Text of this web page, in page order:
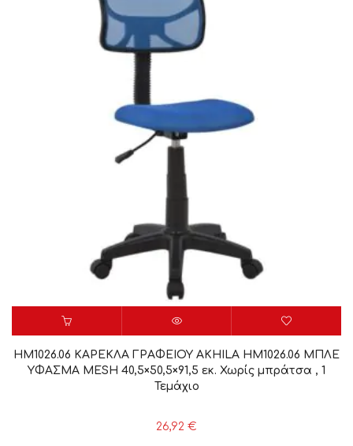
HM1026.06 ΚΑΡΕΚΛΑ ΓΡΑΦΕΙΟΥ AKHILA HM1026.06 ΜΠΛΕ
ΥΦΑΣΜΑ MESH 40,5×50,5×91,5 εκ. Χωρίς μπράτσα , 1
Τεμάχιο
26,92 €